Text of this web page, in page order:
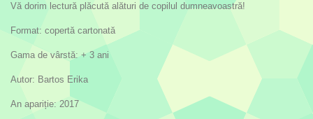
Vă dorim lectură plăcută alături de copilul dumneavoastră!
Format: copertă cartonată
Gama de vârstă: + 3 ani
Autor: Bartos Erika
An apariție: 2017